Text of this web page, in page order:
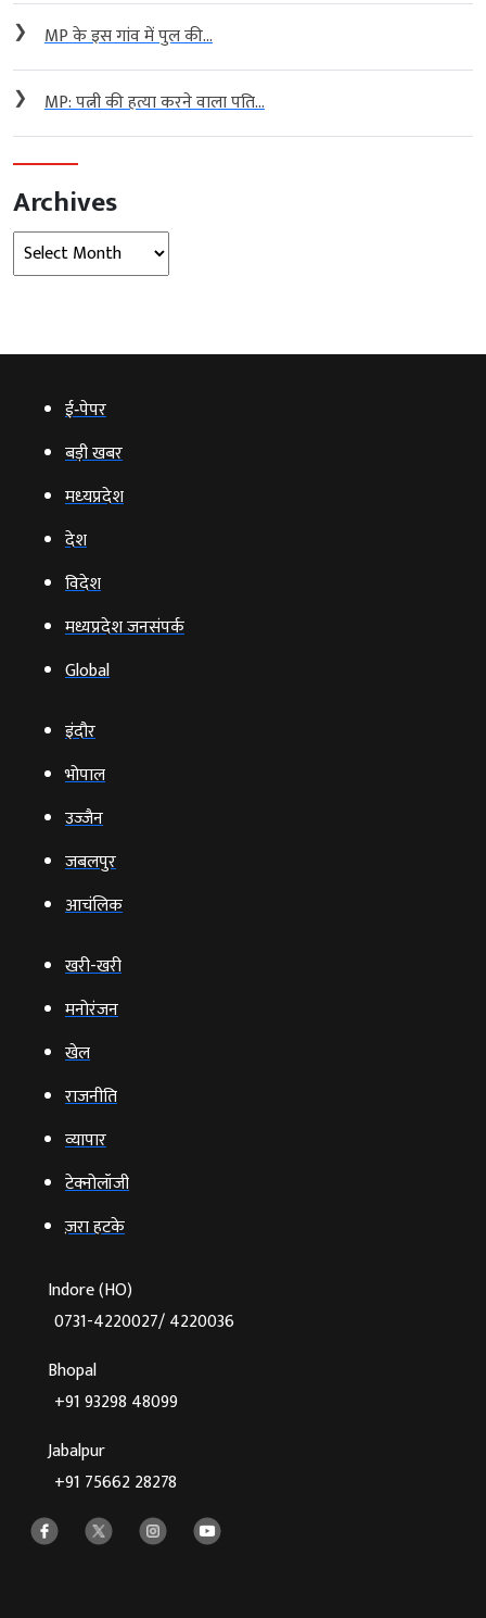
❯ MP के इस गांव में पुल की...
❯ MP: पत्नी की हत्या करने वाला पति...
Archives
Archives
ई‑पेपर
बड़ी खबर
मध्‍यप्रदेश
देश
विदेश
मध्यप्रदेश जनसंपर्क
Global
इंदौर
भोपाल
उज्‍जैन
जबलपुर
आचंलिक
खरी-खरी
मनोरंजन
खेल
राजनीति
व्‍यापार
टेक्‍नोलॉजी
ज़रा हटके
Indore (HO)
0731-4220027/ 4220036
Bhopal
+91 93298 48099
Jabalpur
+91 75662 28278